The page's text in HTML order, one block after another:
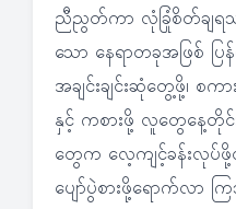
ညီညွတ်ကာ လုံခြုံစိတ်ချရ
သော နေရာတခုအဖြစ် ပ
အချင်းချင်းဆုံတွေ့ဖို့၊ စက
နှင့် ကစားဖို့ လူတွေနေ့တို
တွေက လေ့ကျင့်ခန်းလုပ်ဖို့
ပျော်ပွဲစားဖို့ရောက်လာ က